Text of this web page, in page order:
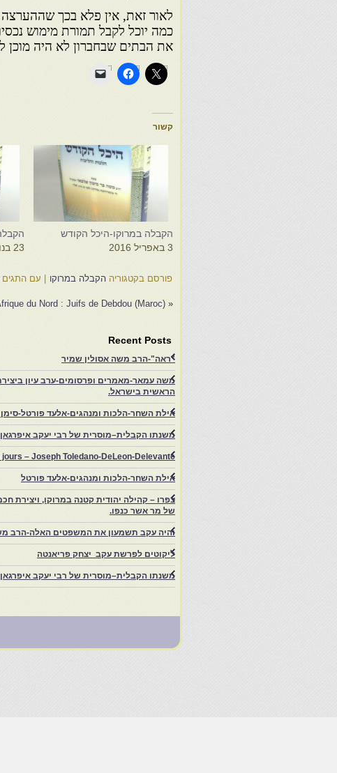
לאור זאת, אין פלא בכך שההערצה
כמה יוכל לקבל תמורת מימוש
את הבתים שבחברון לא היה מוכן
קשור
הקבלה במרוקו-היכל הקודש
3 באפריל 2016
23 בנובמבר 2014
פורסם בקטגוריה הקבלה במרוקו עם התגים
«
(Une nouvelle Séville en Afrique du Nord : Juifs de Debdou (Maroc
Recent Posts
"ראה"-הרב משה אסולין שמיר
משה עמאר-מאמרים ופרסומים-ערב עיון
הראשית בישראל.
אילת השחר-הלכות ומנהגים-אלעד פורטל-
משנתו הקבלית–מוסרית של רבי יעקב
– Joseph Toledano-DeLeon-Delevante.
אילת השחר-הלכות ומנהגים-אלעד פורטל
של מר אשר כנפו.
והיה עקב תשמעון את המשפטים האלה-הרב
ליקוטים לפרשת עקב יצחק פריאנטה
משנתו הקבלית–מוסרית של רבי יעקב